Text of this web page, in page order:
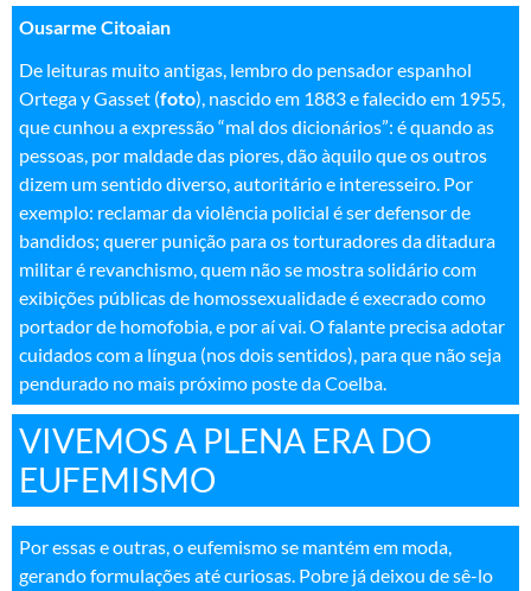
Ousarme Citoaian
De leituras muito antigas, lembro do pensador espanhol
Ortega y Gasset (foto), nascido em 1883 e falecido em 1955,
que cunhou a expressão “mal dos dicionários”: é quando as
pessoas, por maldade das piores, dão àquilo que os outros
dizem um sentido diverso, autoritário e interesseiro. Por
exemplo: reclamar da violência policial é ser defensor de
bandidos; querer punição para os torturadores da ditadura
militar é revanchismo, quem não se mostra solidário com
exibições públicas de homossexualidade é execrado como
portador de homofobia, e por aí vai. O falante precisa adotar
cuidados com a língua (nos dois sentidos), para que não seja
pendurado no mais próximo poste da Coelba.
VIVEMOS A PLENA ERA DO
EUFEMISMO
Por essas e outras, o eufemismo se mantém em moda,
gerando formulações até curiosas. Pobre já deixou de sê-lo